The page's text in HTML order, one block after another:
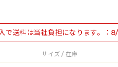
で送料は当社負担になります。：
サイズ / 在庫